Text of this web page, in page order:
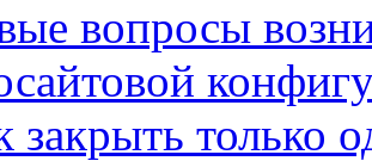
вопросы
закрыть только